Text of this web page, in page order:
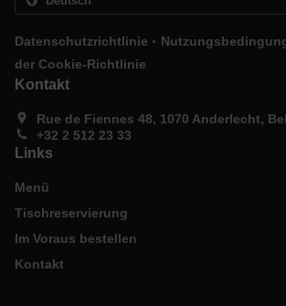
Datenschutzrichtlinie .
der Cookie-Richtlinie
Kontakt
Rue de Fiennes 48, 1070 Anderlecht,
+32 2 512 23 33
Links
Menü
Tischreservierung
Im Voraus bestellen
Kontakt